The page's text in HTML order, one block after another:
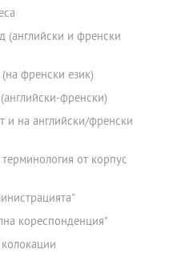
(английски и френски
френски език)
френски)
и на английски/френски
от корпус
кореспонденция"